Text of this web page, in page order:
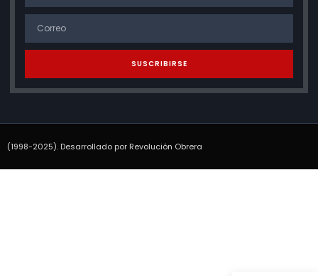
SUSCRIBIRSE
(1998-2025). Desarrollado por Revolución Obrera